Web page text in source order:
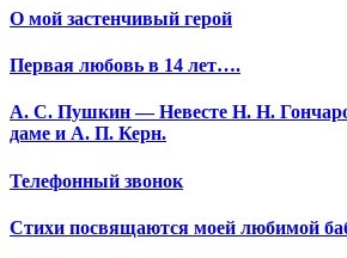
О мой застенчивый герой
Первая любовь в 14 лет….
А. С. Пушкин — Невесте Н. Н.
даме и А. П. Керн.
Телефонный звонок
Стихи посвящаются моей любимой